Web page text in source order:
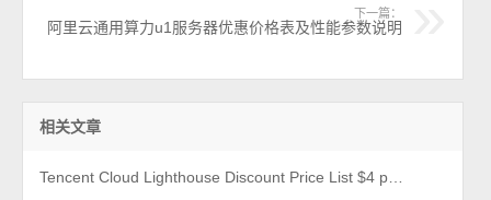
下一篇：
阿里云通用算力u1服务器优惠价格表及性能参数说明
相关文章
Tencent Cloud Lighthouse Discount Price List $4 per month